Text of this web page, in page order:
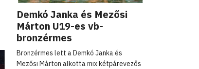
Demkó Janka és Mezősi
Márton U19-es vb-
bronzérmes
Bronzérmes lett a Demkó Janka és
Mezősi Márton alkotta mix kétpárevezős